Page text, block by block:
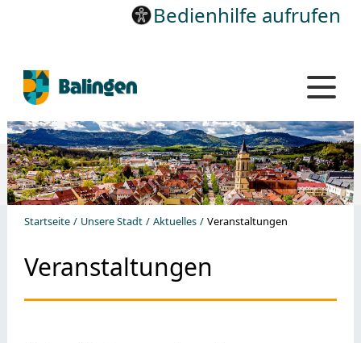
Bedienhilfe aufrufen
Startseite Unsere Stadt Aktuelles Veranstaltungen
Veranstaltungen